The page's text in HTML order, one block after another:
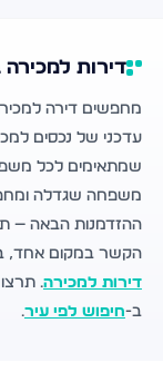
דירות
מחפשים דירה
עדכני של נכסים
שמתאימים לכל
משפחה שגדלה
ההזדמנות הבאה —
הקשר במקום אחד,
דירות למכירה.
ב-חיפוש לפי עיר.